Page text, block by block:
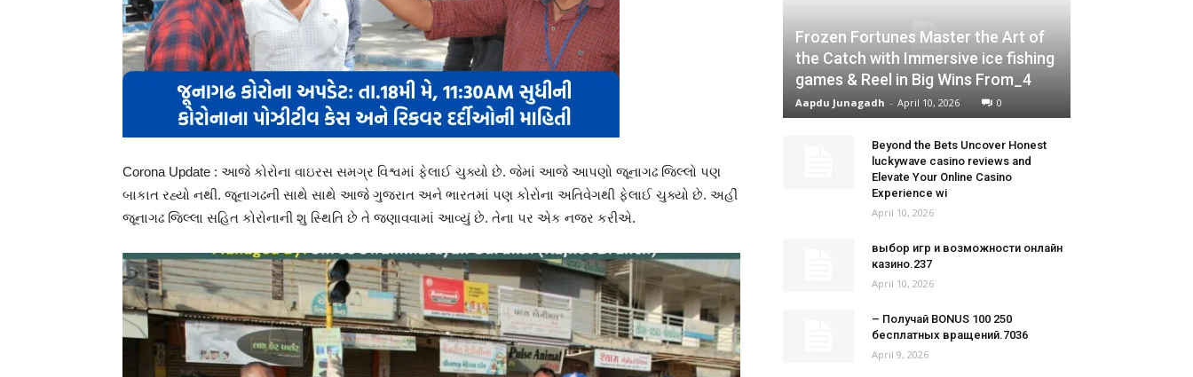
Corona Update : આજે કોરોના વાઇરસ સમગ્ર વિશ્વમાં ફેલાઈ ચુક્યો છે. જેમાં આજે આપણો જૂનાગઢ જિલ્લો પણ
બાકાત રહ્યો નથી. જૂનાગઢની સાથે સાથે આજે ગુજરાત અને ભારતમાં પણ કોરોના અતિવેગથી ફેલાઈ ચુક્યો છે. અહીં
જૂનાગઢ જિલ્લા સહિત કોરોનાની શુ સ્થિતિ છે તે જણાવવામાં આવ્યું છે. તેના પર એક નજર કરીએ.
Frozen Fortunes Master the Art of
the Catch with Immersive ice fishing
games & Reel in Big Wins From_4
Aapdu Junagadh - April 10, 2026 0
Beyond the Bets Uncover Honest
luckywave casino reviews and
Elevate Your Online Casino
Experience wi
April 10, 2026
выбор игр и возможности онлайн
казино.237
April 10, 2026
– Получай BONUS 100 250
бесплатных вращений.7036
April 9, 2026